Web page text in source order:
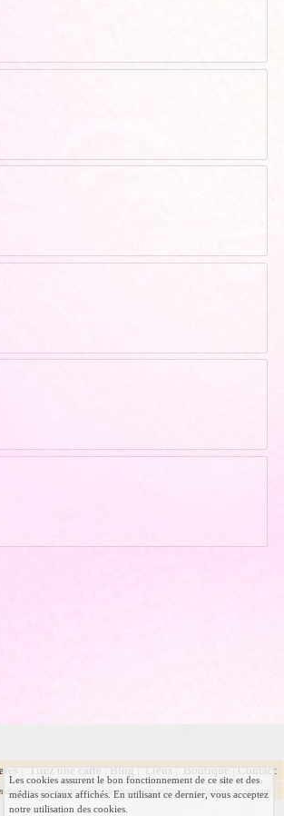
|Tirez une carte|Blog|Liens|Boutique|Contact
aucune appartenance ou orientation politique, religieuse ou sectaire.
Les cookies assurent le bon fonctionnement de ce site et des
médias sociaux affichés. En utilisant ce dernier, vous acceptez
notre utilisation des cookies.